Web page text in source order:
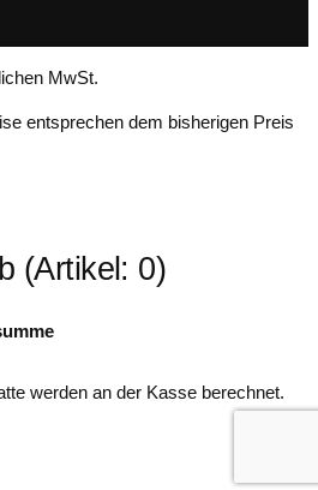
MwSt.
entsprechen dem bisherigen Preis
(Artikel: 0)
werden an der Kasse berechnet.